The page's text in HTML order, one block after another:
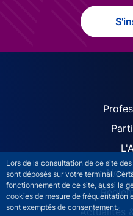
Lors de la consultation de ce site
sont déposés sur votre terminal.
fonctionnement de ce site, aussi la
cookies de mesure de fréquentation
sont exemptés de consentement.
ACPR site
Nos
Actualités